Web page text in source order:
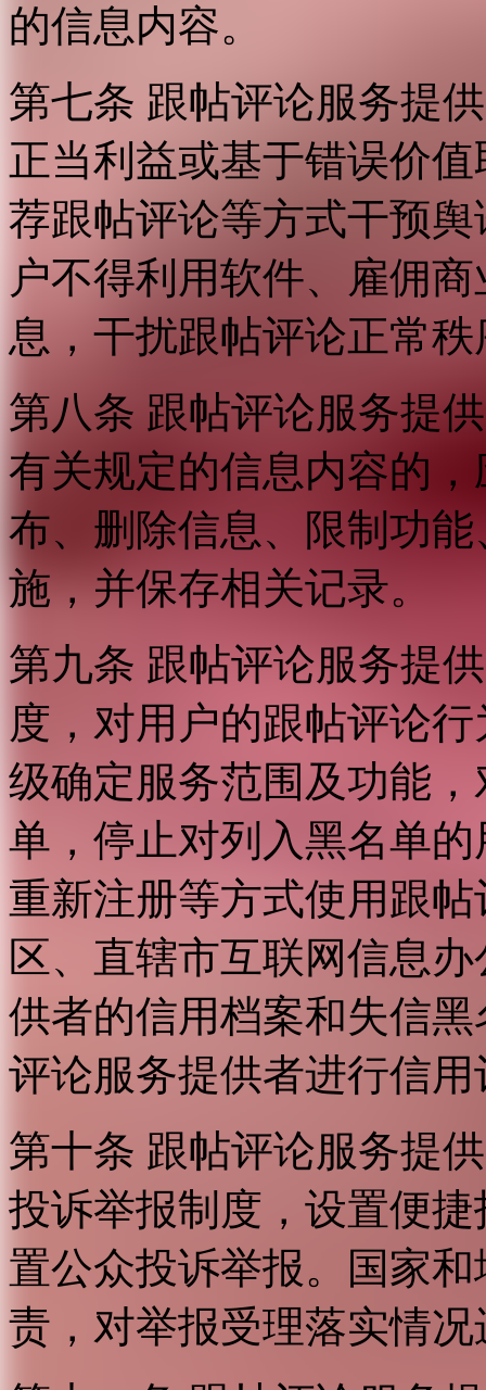
的信息内容。
第七条 跟帖评论服务提
正当利益或基于错误价
荐跟帖评论等方式干预
户不得利用软件、雇佣
息，干扰跟帖评论正常
第八条 跟帖评论服务提
有关规定的信息内容的
布、删除信息、限制功
施，并保存相关记录。
第九条 跟帖评论服务提
度，对用户的跟帖评论
级确定服务范围及功能
单，停止对列入黑名单
重新注册等方式使用跟
区、直辖市互联网信息
供者的信用档案和失信
评论服务提供者进行信用
第十条 跟帖评论服务提
投诉举报制度，设置便
置公众投诉举报。国家
责，对举报受理落实情